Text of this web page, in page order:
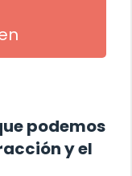
podemos
y el